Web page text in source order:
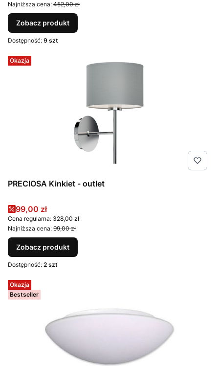
Najniższa cena: 452,00 zł
Zobacz produkt
Dostępność: 9 szt
Okazja
PRECIOSA Kinkiet - outlet
Cena promocyjna
99,00 zł
Cena regularna: 328,00 zł
Najniższa cena: 99,00 zł
Zobacz produkt
Dostępność: 2 szt
Okazja
Bestseller